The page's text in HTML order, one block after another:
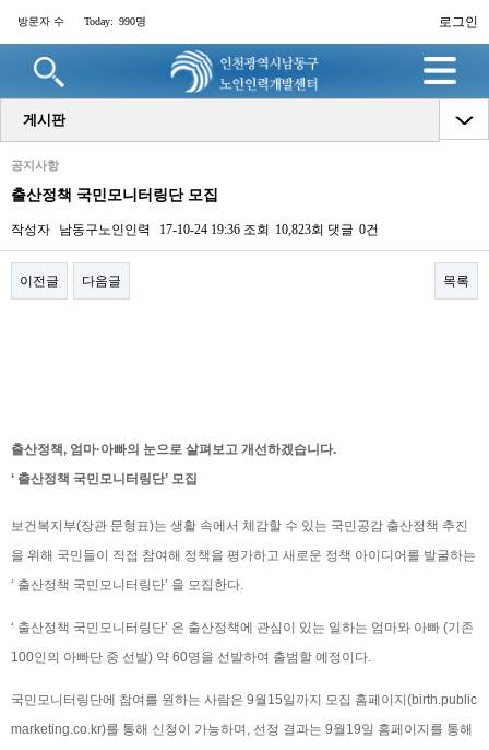
로그인
방문자 수 Today: 990명
게시판
공지사항
출산정책 국민모니터링단 모집
작성자 남동구노인인력 17-10-24 19:36 조회 10,823회 댓글 0건
이전글 다음글 목록
출산정책, 엄마·아빠의 눈으로 살펴보고 개선하겠습니다.
‘ 출산정책 국민모니터링단’ 모집
보건복지부(장관 문형표)는 생활 속에서 체감할 수 있는 국민공감 출산정책 추진
을 위해 국민들이 직접 참여해 정책을 평가하고 새로운 정책 아이디어를 발굴하는
‘ 출산정책 국민모니터링단’ 을 모집한다.
‘ 출산정책 국민모니터링단’ 은 출산정책에 관심이 있는 일하는 엄마와 아빠 (기존
100인의 아빠단 중 선발) 약 60명을 선발하여 출범할 예정이다.
국민모니터링단에 참여를 원하는 사람은 9월15일까지 모집 홈페이지(birth.public
marketing.co.kr)를 통해 신청이 가능하며, 선정 결과는 9월19일 홈페이지를 통해